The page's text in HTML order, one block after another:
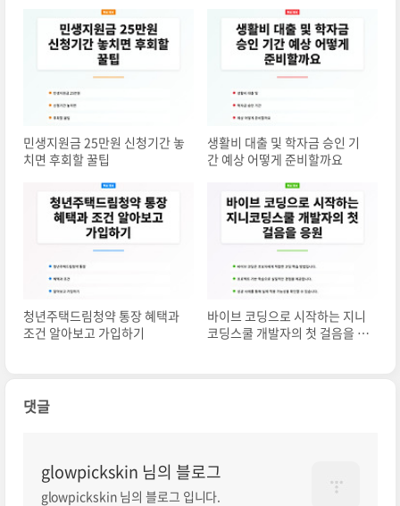
민생지원금 25만원 신청기간 놓
치면 후회할 꿀팁
생활비 대출 및 학자금 승인 기
간 예상 어떻게 준비할까요
청년주택드림청약 통장 혜택과
조건 알아보고 가입하기
바이브 코딩으로 시작하는 지니
코딩스쿨 개발자의 첫 걸음을 응
댓글
glowpickskin 님의 블로그
glowpickskin 님의 블로그 입니다.